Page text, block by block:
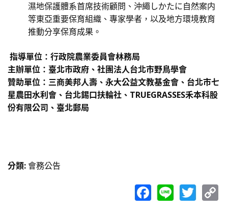
濕地保護體系首席技術顧問、沖繩しかたに自然案内
等東亞重要保育組織、專家學者，以及地方環境教育
推動分享保育成果。
指導單位：行政院農業委員會林務局
主辦單位：臺北市政府、社團法人台北市野鳥學會
贊助單位：三商美邦人壽、永大公益文教基金會、台北市七
星農田水利會、台北錫口扶輪社、TRUEGRASSES禾本科股
份有限公司、臺北郵局
分類:會務公告
Facebook
Line